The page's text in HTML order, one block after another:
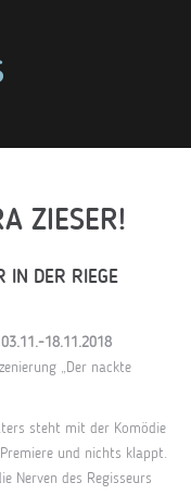
ZIESER!
DER RIEGE U
03.11.-18.11.2018
„Der nackte
steht mit der Komödie
und nichts klappt.
Nerven des Regisseurs